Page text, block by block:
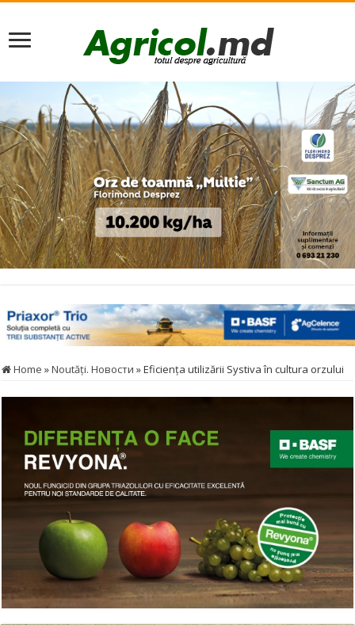
Home »Noutăţi. Новости »Eficiența utilizării Systiva în cultura orzului